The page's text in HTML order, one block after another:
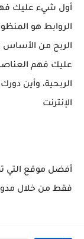
أول شيء عليك
الروابط هو
الربح من
عليك فهم العناصر
الربحية، وأين
الإنترنت
أفضل موقع التي
فقط من خلال